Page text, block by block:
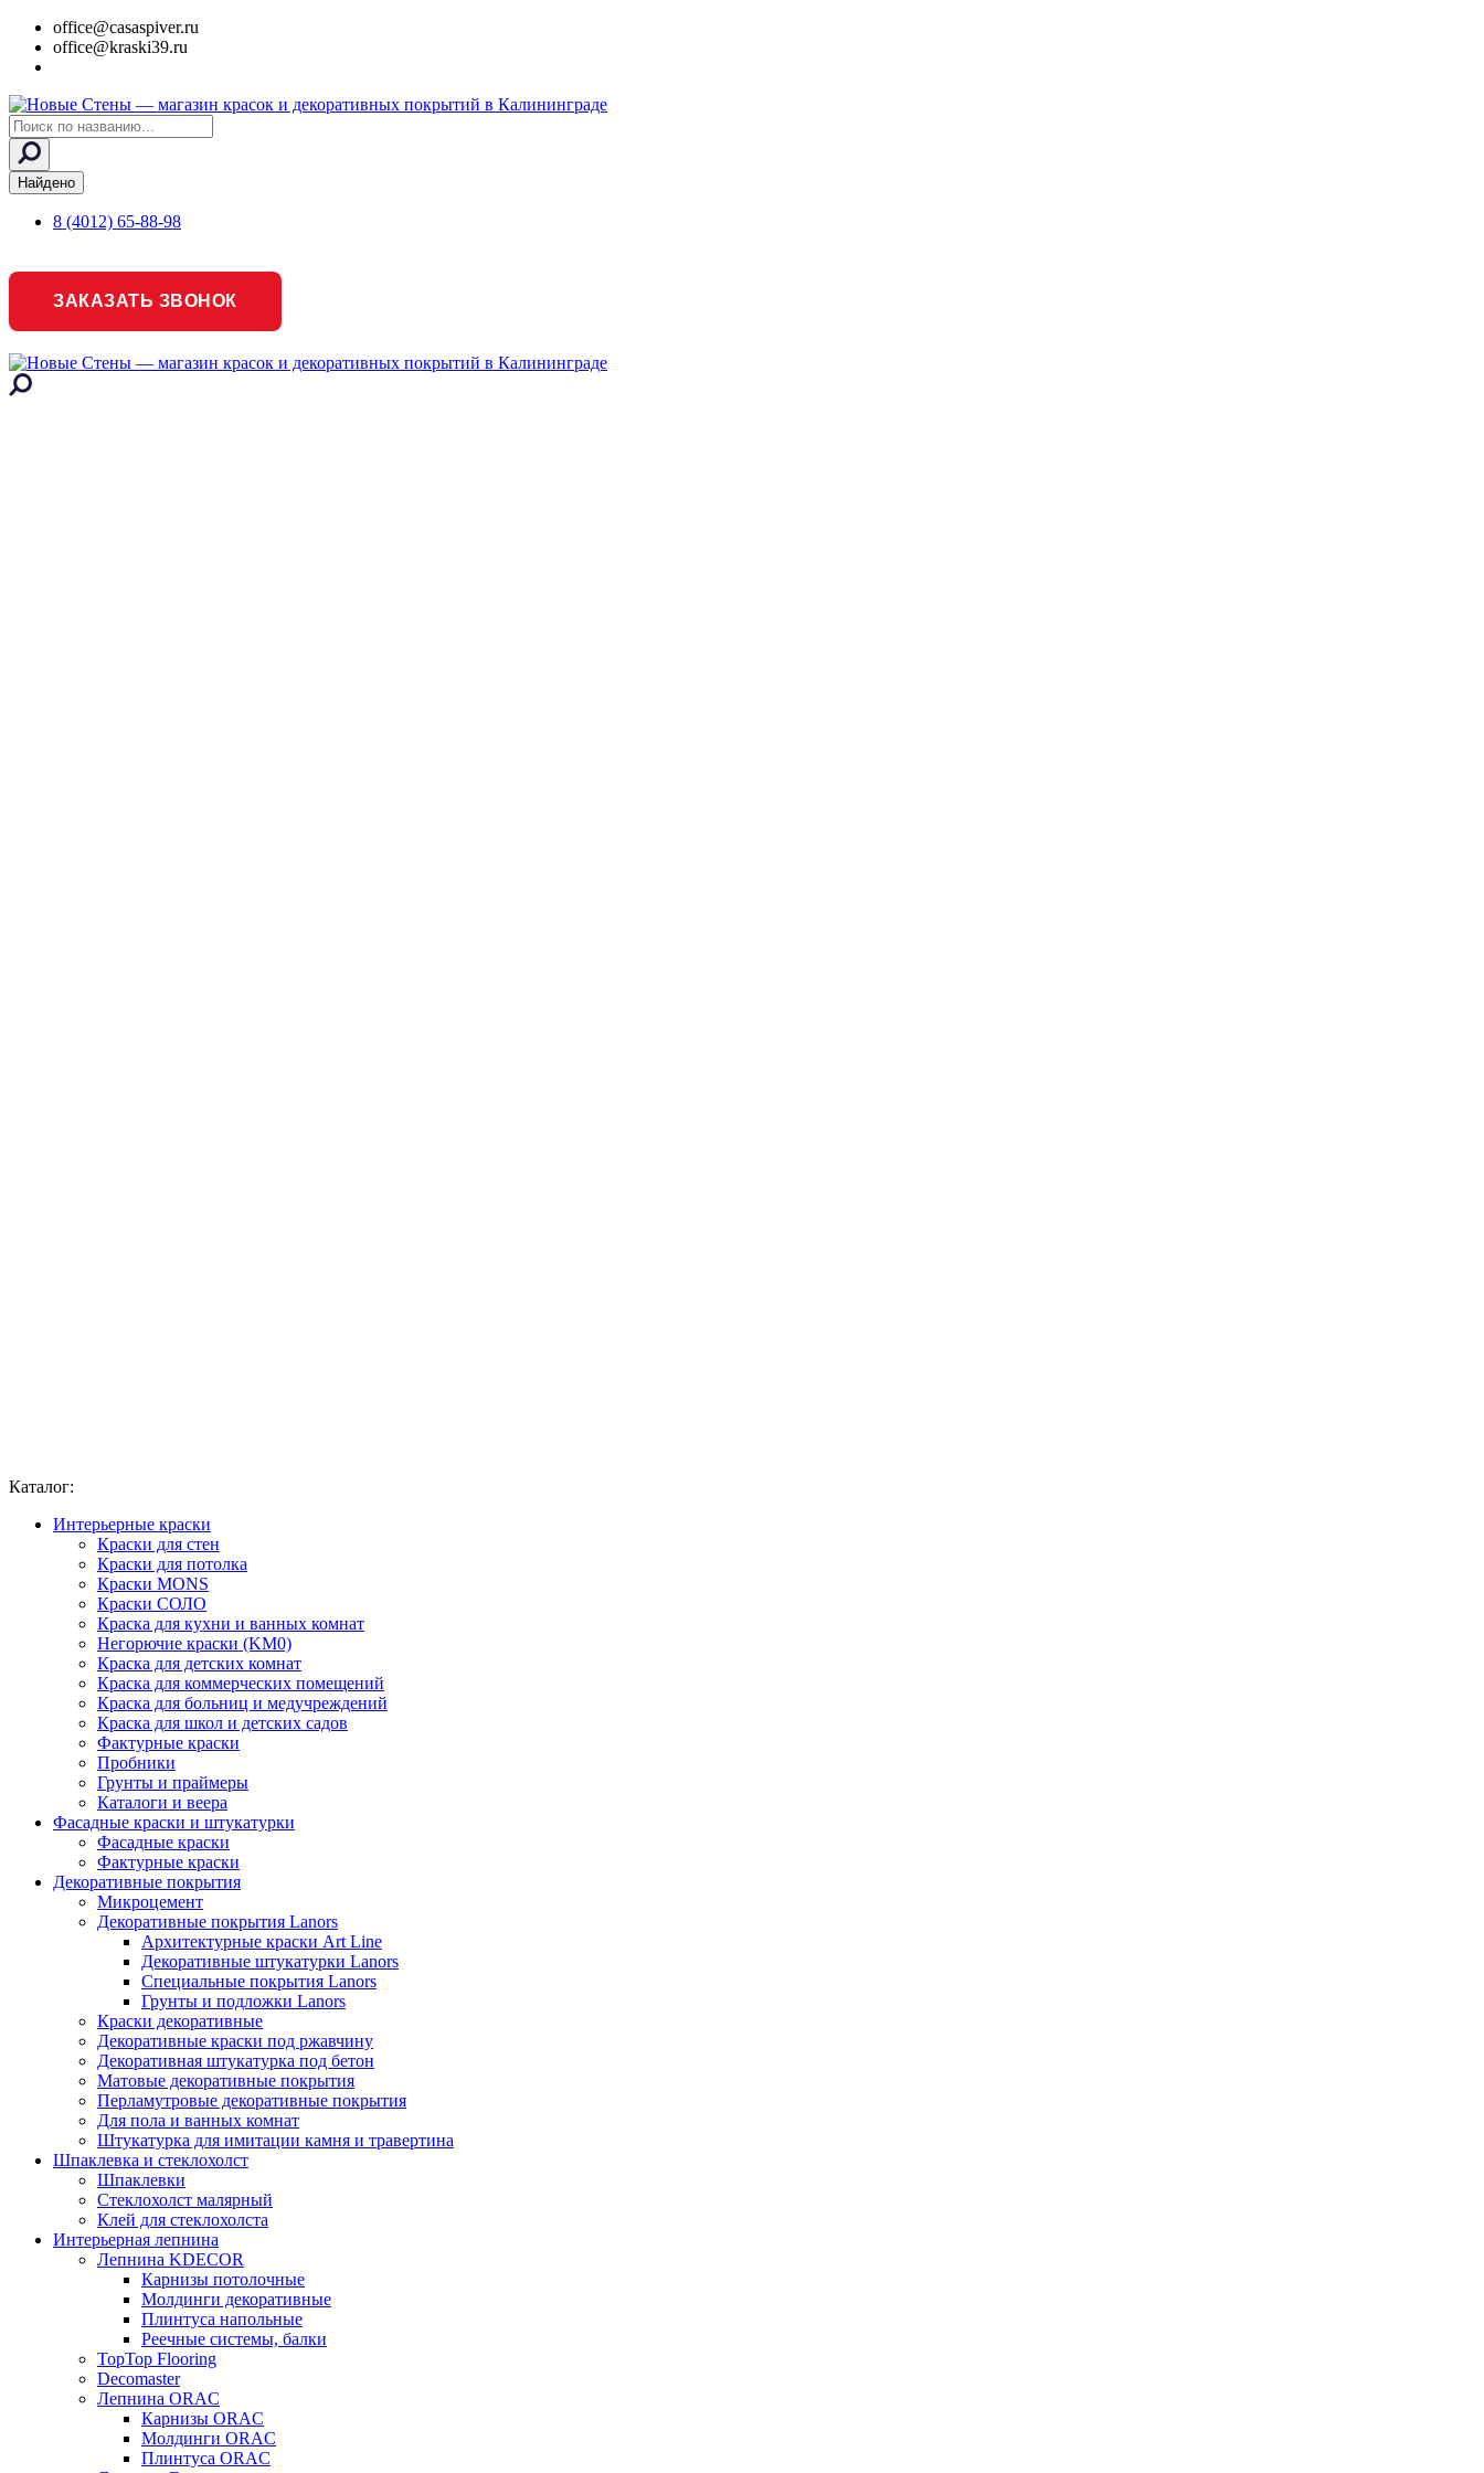
office@casaspiver.ru
office@kraski39.ru
Search
...
Найдено
8 (4012) 65-88-98
ЗАКАЗАТЬ ЗВОНОК
Каталог:
Интерьерные краски
Краски для стен
Краски для потолка
Краски MONS
Краски СОЛО
Краска для кухни и ванных комнат
Негорючие краски (KM0)
Краска для детских комнат
Краска для коммерческих помещений
Краска для больниц и медучреждений
Краска для школ и детских садов
Фактурные краски
Пробники
Грунты и праймеры
Каталоги и веера
Фасадные краски и штукатурки
Фасадные краски
Фактурные краски
Декоративные покрытия
Микроцемент
Декоративные покрытия Lanors
Архитектурные краски Art Line
Декоративные штукатурки Lanors
Специальные покрытия Lanors
Грунты и подложки Lanors
Краски декоративные
Декоративные краски под ржавчину
Декоративная штукатурка под бетон
Матовые декоративные покрытия
Перламутровые декоративные покрытия
Для пола и ванных комнат
Штукатурка для имитации камня и травертина
Шпаклевка и стеклохолст
Шпаклевки
Стеклохолст малярный
Клей для стеклохолста
Интерьерная лепнина
Лепнина KDECOR
Карнизы потолочные
Молдинги декоративные
Плинтуса напольные
Реечные системы, балки
TopTop Flooring
Decomaster
Лепнина ORAC
Карнизы ORAC
Молдинги ORAC
Плинтуса ORAC